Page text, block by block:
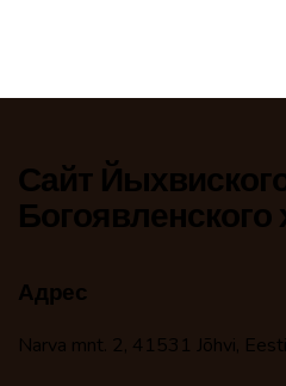
Сайт
Богоявленского
Адрес
Narva mnt. 2, 41531 Jõhvi, Eesti